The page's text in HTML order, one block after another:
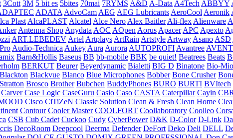
3Cott 3M 5 bit es 5bites 70mai 7RYMS A&D A-Data A4Tech ABBYY
ADATA AdvoCam AEG AEG Lubricants AeroCool Aeronik
Plast AlcaPLAST Alcatel Alce Nero Alex Baitler Ali-flex Alienware
Antenna Shop Anydata AOC AOpen Aorus Apacer APC Apexto
ART.LEBEDEV Artel Artplays ArtRain Artstyle Artway Asano ASD
Audio-Technica Aukey Aura Aurora AUTOPROFI Avantree AVENT
Barn&Hollis Baseus BB bb-mobile BBK be quiet! Beatrees Beats
BERKUT Beurer Beyerdynamic Bialetti BIG D Binatone Bio-Mio
Blackton Blackvue Blanco Blue Microphones Bobber Bone Crusher
Brosco Brother Bubchen BuddyPhones BURO BURTI BVItech
Carver Case Logic CaseGuru Casio Caso CASTA Caterpillar Cayin CBR
Cisco CiTiZeN Classic Solution Clean & Fresh Clean Home
Contour Cooler Master COOLFORT Coollaboratory Coolleo
CSB Cub Cadet Cuckoo Cudy CyberPower D&K D-Color D-Link
DecoRoom Deepcool Deerma Defender DeFort Deko Deli DELL